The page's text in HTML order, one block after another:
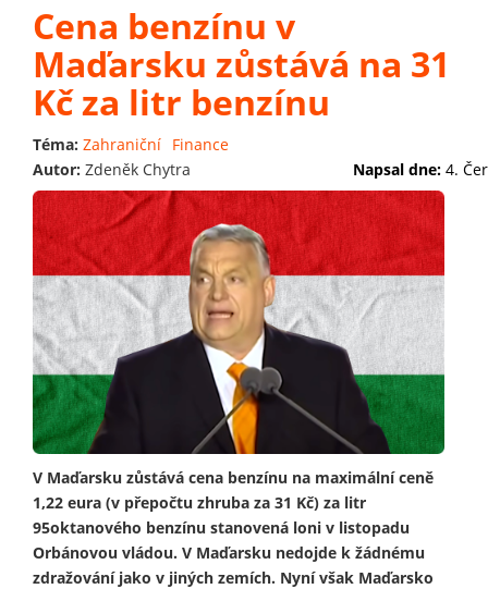
Cena benzínu v
Maďarsku zůstává na 31
Kč za litr benzínu
Téma: Zahraniční Finance
Autor: Zdeněk Chytra Napsal dne: 4.
V Maďarsku zůstává cena benzínu na maximální ceně
1,22 eura (v přepočtu zhruba za 31 Kč) za litr
95oktanového benzínu stanovená loni v listopadu
Orbánovou vládou. V Maďarsku nedojde k žádnému
zdražování jako v jiných zemích. Nyní však Maďarsko